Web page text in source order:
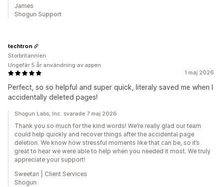
James
Shogun Support
1 maj 2026
Perfect, so so helpful and super quick, literaly saved me when I
accidentally deleted pages!
techtron
Storbritannien
Ungefär 5 år användning av appen
Shogun Labs, Inc. svarade 7 maj 2026
Thank you so much for the kind words! We’re really glad our team
could help quickly and recover things after the accidental page
deletion. We know how stressful moments like that can be, so it’s
great to hear we were able to help when you needed it most. We truly
appreciate your support!
Sweetan | Client Services
Shogun